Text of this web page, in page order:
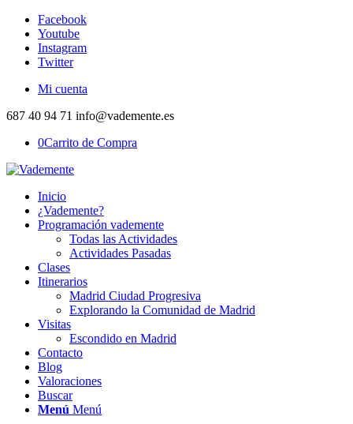
Facebook
Youtube
Instagram
Twitter
Mi cuenta
687 40 94 71 info@vademente.es
0Carrito de Compra
Inicio
¿Vademente?
Programación vademente
Todas las Actividades
Actividades Pasadas
Clases
Itinerarios
Madrid Ciudad Progresiva
Explorando la Comunidad de Madrid
Visitas
Escondido en Madrid
Contacto
Blog
Valoraciones
Buscar
Menú Menú